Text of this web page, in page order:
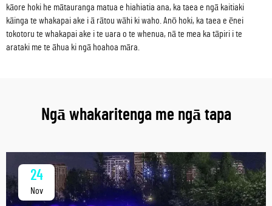
kāore hoki he mātauranga matua e hiahiatia ana, ka taea e ngā kaitiaki
kāinga te whakapai ake i ā rātou wāhi ki waho. Anō hoki, ka taea e ēnei
tokotoru te whakapai ake i te uara o te whenua, nā te mea ka tāpiri i te
arataki me te āhua ki ngā hoahoa māra.
Ngā whakaritenga me ngā tapa
24
Nov